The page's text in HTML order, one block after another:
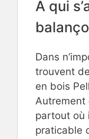
A qui
Dans
trouvent
en bois
Autrement
partout où
praticable